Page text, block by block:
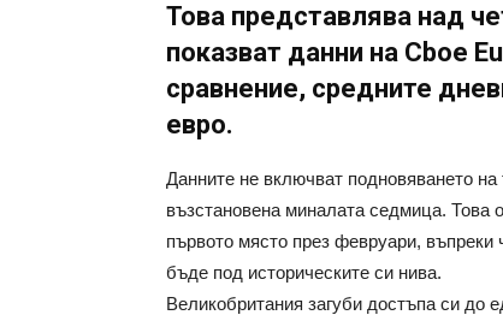
Това представлява над
показват данни на Cboe
сравнение, средните
евро.
Данните не включват подновяването
възстановена миналата седмица. Това
първото място през февруари,
бъде под историческите си нива.
Великобритания загуби достъпа си до